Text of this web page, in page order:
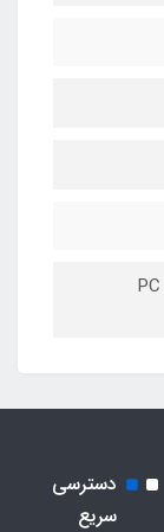
پلاستیک بهبود داده شده ABS با قابلیت PC
دسترسی
سریع